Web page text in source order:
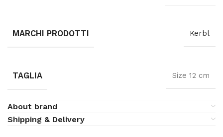
MARCHI PRODOTTI Kerbl
TAGLIA Size 12 cm
About brand
Shipping & Delivery